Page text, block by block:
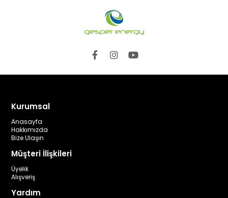
Kurumsal
Anasayfa
Hakkımızda
Bize Ulaşın
Müşteri İlişkileri
Üyelik
Alışveriş
Yardım